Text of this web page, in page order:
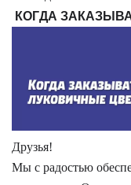
КОГДА
Друзья!
Мы с радостью